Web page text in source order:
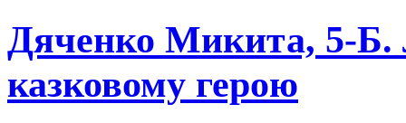
Дяченко Микита, 5-Б.
казковому герою